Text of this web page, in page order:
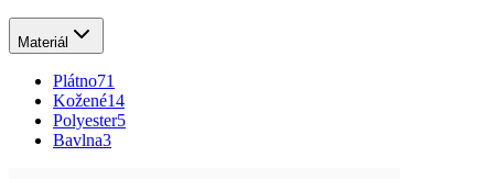
Materiál
Plátno71
Kožené14
Polyester5
Bavlna3